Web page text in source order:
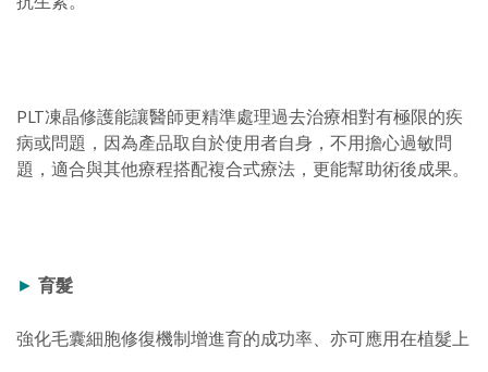
PLT凍晶修護能讓醫師更精準處理過去治療相對有極限的疾
病或問題，因為產品取自於使用者自身，不用擔心過敏問
題，適合與其他療程搭配複合式療法，更能幫助術後成果。
► 育髮
強化毛囊細胞修復機制增進育的成功率、亦可應用在植髮上